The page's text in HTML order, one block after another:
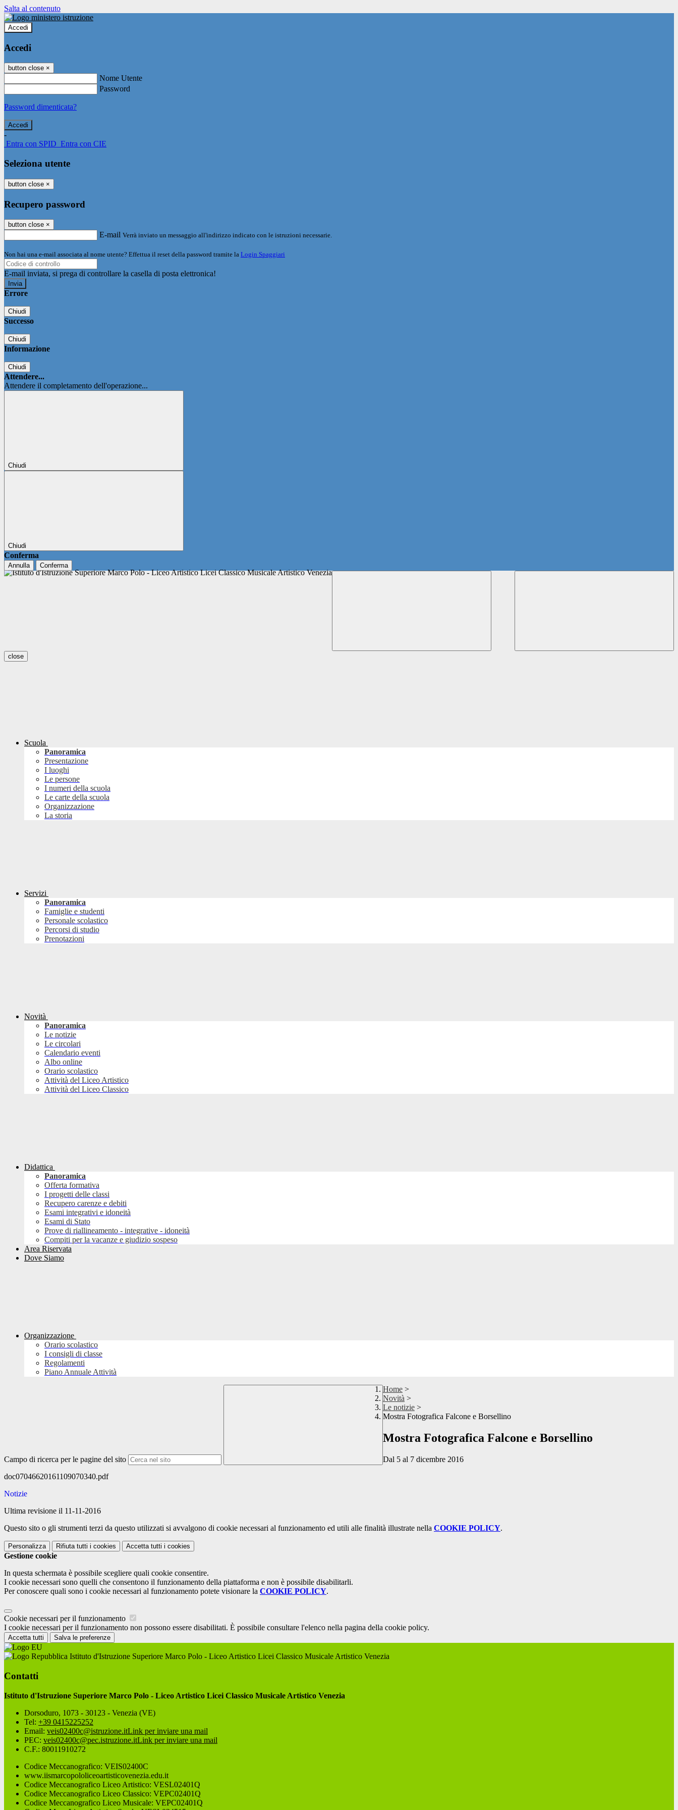
Salta al contenuto
Accedi
Accedi
button close ×
Nome Utente
Password
Password dimenticata?
-
Entra con SPID Entra con CIE
Seleziona utente
button close ×
Recupero password
button close ×
E-mail Verrà inviato un messaggio all'indirizzo indicato con le istruzioni necessarie.
Non hai una e-mail associata al nome utente? Effettua il reset della password tramite la Login Spaggiari
E-mail inviata, si prega di controllare la casella di posta elettronica!
Errore
Chiudi
Successo
Chiudi
Informazione
Chiudi
Attendere...
Attendere il completamento dell'operazione...
Chiudi
Chiudi
Conferma
Annulla Conferma
close
Scuola
Panoramica
Presentazione
I luoghi
Le persone
I numeri della scuola
Le carte della scuola
Organizzazione
La storia
Servizi
Panoramica
Famiglie e studenti
Personale scolastico
Percorsi di studio
Prenotazioni
Novità
Panoramica
Le notizie
Le circolari
Calendario eventi
Albo online
Orario scolastico
Attività del Liceo Artistico
Attività del Liceo Classico
Didattica
Panoramica
Offerta formativa
I progetti delle classi
Recupero carenze e debiti
Esami integrativi e idoneità
Esami di Stato
Prove di riallineamento - integrative - idoneità
Compiti per la vacanze e giudizio sospeso
Area Riservata
Dove Siamo
Organizzazione
Orario scolastico
I consigli di classe
Regolamenti
Piano Annuale Attività
Campo di ricerca per le pagine del sito
Home >
Novità >
Le notizie >
Mostra Fotografica Falcone e Borsellino
Mostra Fotografica Falcone e Borsellino
Dal 5 al 7 dicembre 2016
doc07046620161109070340.pdf
Notizie
Ultima revisione il 11-11-2016
Questo sito o gli strumenti terzi da questo utilizzati si avvalgono di cookie necessari al funzionamento ed utili alle finalità illustrate nella COOKIE POLICY.
Personalizza Rifiuta tutti i cookies Accetta tutti i cookies
Gestione cookie
In questa schermata è possibile scegliere quali cookie consentire.
I cookie necessari sono quelli che consentono il funzionamento della piattaforma e non è possibile disabilitarli.
Per conoscere quali sono i cookie necessari al funzionamento potete visionare la COOKIE POLICY.
Cookie necessari per il funzionamento
I cookie necessari per il funzionamento non possono essere disabilitati. È possibile consultare l'elenco nella pagina della cookie policy.
Accetta tutti Salva le preferenze
Istituto d'Istruzione Superiore Marco Polo - Liceo Artistico Licei Classico Musicale Artistico Venezia
Contatti
Istituto d'Istruzione Superiore Marco Polo - Liceo Artistico Licei Classico Musicale Artistico Venezia
Dorsoduro, 1073 - 30123 - Venezia (VE)
Tel: +39 0415225252
Email: veis02400c@istruzione.itLink per inviare una mail
PEC: veis02400c@pec.istruzione.itLink per inviare una mail
C.F.: 80011910272
Codice Meccanografico: VEIS02400C
www.iismarcopololiceoartisticovenezia.edu.it
Codice Meccanografico Liceo Artistico: VESL02401Q
Codice Meccanografico Liceo Classico: VEPC02401Q
Codice Meccanografico Liceo Musicale: VEPC02401Q